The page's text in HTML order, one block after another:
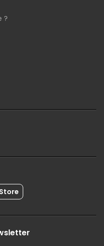
?